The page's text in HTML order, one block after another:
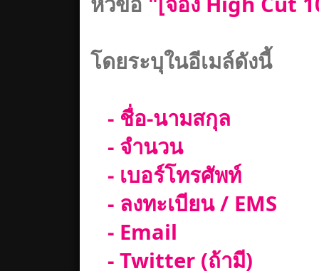
โดยระบุในอีเมล์ดังนี้
- ชื่อ-นามสกุล
- จำนวน
- เบอร์โทรศัพท์
- ลงทะเบียน / EMS
- Email
- Twitter (ถ้ามี)